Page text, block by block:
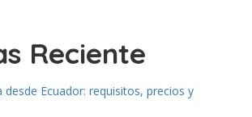
Reciente
desde Ecuador: requisitos, precios y